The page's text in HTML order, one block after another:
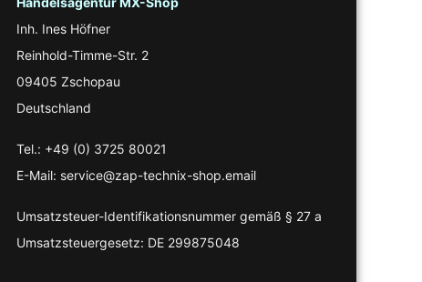
Inh. Ines Höfner
Reinhold-Timme-Str. 2
09405 Zschopau
Deutschland
Tel.: +49 (0) 3725 80021
E-Mail: service@zap-technix-shop.email
Umsatzsteuer-Identifikationsnummer gemäß § 27 a
Umsatzsteuergesetz: DE 299875048